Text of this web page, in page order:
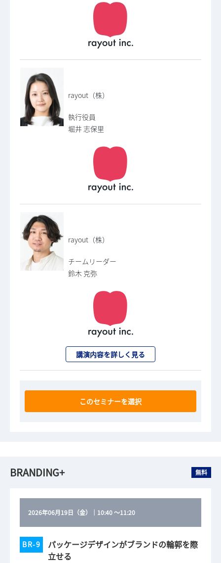
rayout（株）
執行役員
堀井 志保里
rayout（株）
チームリーダー
鈴木 克弥
講演内容を詳しく見る
このセミナーを選択
BRANDING+ 無料
2026年06月19日（金） 10:40～11:20
BR-9
パッケージデザインがブランドの輪郭を際
立せる